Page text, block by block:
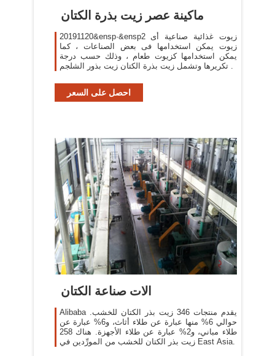
ماكينة عصر زيت بذرة الكتان
20191120&ensp·&ensp2 زيوت غذائية صناعية أى
زيوت يمكن استخدامها فى بعض الصناعات ، كما
يمكن استخدامها كزيوت طعام ، وذلك حسب درجة
تكريرها وتشمل زيت بذرة الكتان زيت بذور الشلجم .
احصل على السعر
الات صناعة الكتان
Alibaba يقدم منتجات 346 زيت بذر الكتان للخشب.
حوالي 6% منها عبارة عن طلاء أثاث، و6% عبارة عن
طلاء مباني، و2% عبارة عن طلاء الأجهزة. هناك 258
زيت بذر الكتان للخشب من المورِّدين في East Asia.